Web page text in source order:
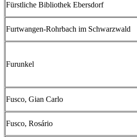
Fürstliche Bibliothek Ebersdorf
Furtwangen-Rohrbach im Schwarzwald
Furunkel
Fusco, Gian Carlo
Fusco, Rosário